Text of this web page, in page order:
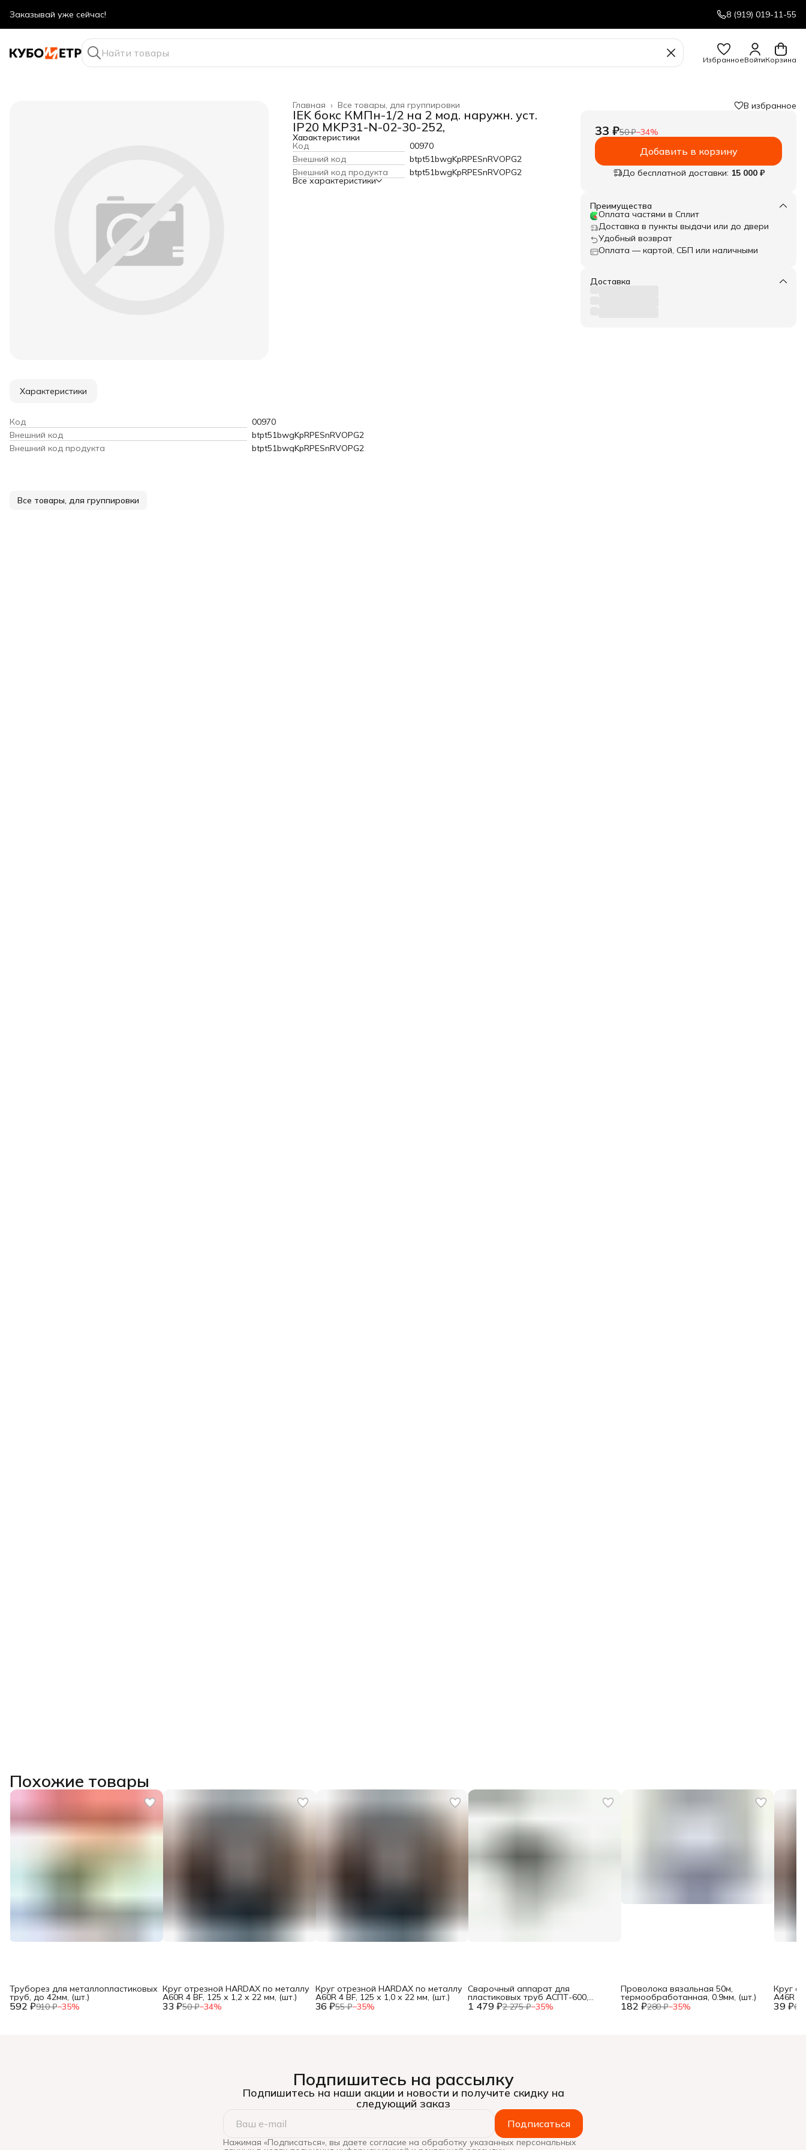
Оптовые цены даже для физ. лиц 8 (919) 019-11-55
ИзбранноеВойтиКорзина
Все товары, для группировки
Главная ›
IEK бокс КМПн-1/2 на 2 мод. наружн. уст.
IP20 MKP31-N-02-30-252,
Характеристики
Код
00970
Внешний код
btpt51bwgKpRPESnRVOPG2
Внешний код продукта
btpt51bwgKpRPESnRVOPG2
Все характеристики
В избранное
33 ₽50 ₽−34%
Добавить в корзину
До бесплатной доставки: 15 000 ₽
Преимущества
Оплата частями в Сплит
Доставка в пункты выдачи или до двери
Удобный возврат
Оплата — картой, СБП или наличными
Доставка
Характеристики
Код
00970
Внешний код
btpt51bwgKpRPESnRVOPG2
Внешний код продукта
btpt51bwgKpRPESnRVOPG2
Все товары, для группировки
Похожие товары
592 ₽910 ₽−35%
Труборез для металлопластиковых
труб, до 42мм, (шт.)
33 ₽50 ₽−34%
Круг отрезной HARDAX по металлу
A60R 4 BF, 125 х 1,2 х 22 мм, (шт.)
36 ₽55 ₽−35%
Круг отрезной HARDAX по металлу
A60R 4 BF, 125 х 1,0 х 22 мм, (шт.)
1 479 ₽2 275 ₽−35%
Сварочный аппарат для
пластиковых труб АСПТ-600,
600Вт, насадки 20, 25, 32 мм, мет. 182 ₽280 ₽−35%
Проволока вязальная 50м,
термообработанная, 0.9мм, (шт.)
39 ₽60
Круг
A46R 4
Подпишитесь на рассылку
Подпишитесь на наши акции и новости и получите скидку на
следующий заказ
Подписаться
Нажимая «Подписаться», вы даете согласие на обработку указанных персональных